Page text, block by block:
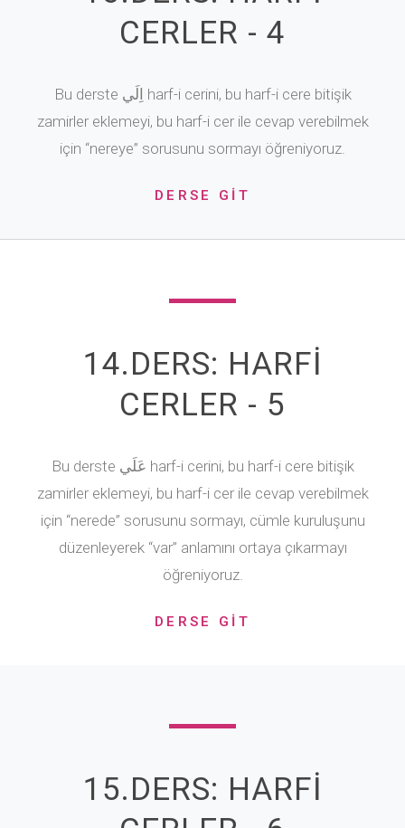
CERLER - 4
Bu derste اِلَي harf-i cerini, bu harf-i cere bitişik
zamirler eklemeyi, bu harf-i cer ile cevap verebilmek
için “nereye” sorusunu sormayı öğreniyoruz.
DERSE GİT
14.DERS: HARFİ
CERLER - 5
Bu derste عَلَي harf-i cerini, bu harf-i cere bitişik
zamirler eklemeyi, bu harf-i cer ile cevap verebilmek
için “nerede” sorusunu sormayı, cümle kuruluşunu
düzenleyerek “var” anlamını ortaya çıkarmayı
öğreniyoruz.
DERSE GİT
15.DERS: HARFİ